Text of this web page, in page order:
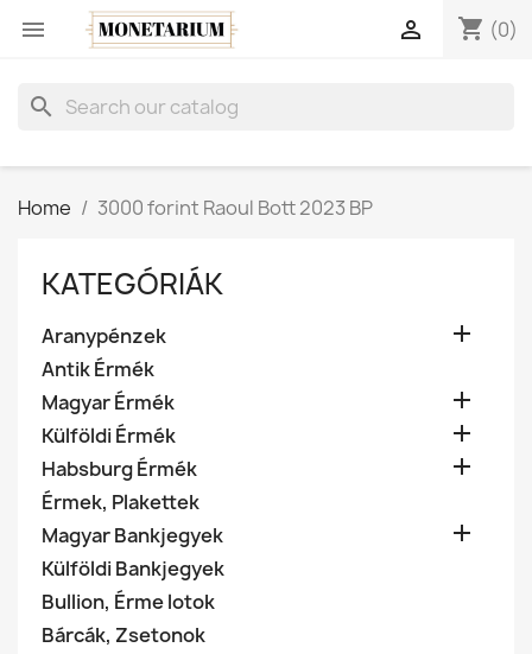
 shopping_cart (0)

search
Home 3000 forint Raoul Bott 2023 BP
KATEGÓRIÁK
Aranypénzek 
Antik Érmék
Magyar Érmék

Külföldi Érmék 
Habsburg Érmék 
Érmek, Plakettek
Magyar Bankjegyek

Külföldi Bankjegyek
Bullion, Érme lotok
Bárcák, Zsetonok